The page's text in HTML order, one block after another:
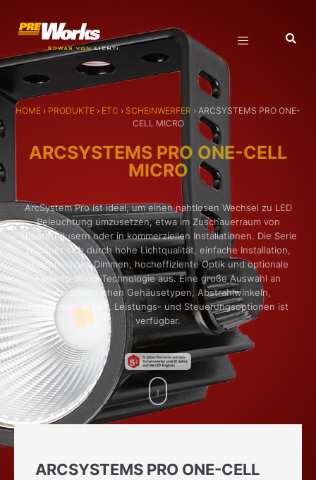
HOME › PRODUKTE › ETC › SCHEINWERFER › ARCSYSTEMS PRO ONE-
CELL MICRO
ARCSYSTEMS PRO ONE-CELL
MICRO
ArcSystem Pro ist ideal, um einen nahtlosen Wechsel zu LED
Beleuchtung umzusetzen, etwa im Zuschauerraum von
Theaterhäusern oder in kommerziellen Installationen. Die Serie
zeichnet sich durch hohe Lichtqualität, einfache Installation,
gleichmäßiges Dimmen, hocheffiziente Optik und optionale
Fade-to-Warm-Technologie aus. Eine große Auswahl an
unterschiedlichen Gehäusetypen, Abstrahlwinkeln,
Farbtemperaturen, Leistungs- und Steuerungsoptionen ist
verfügbar.
ARCSYSTEMS PRO ONE-CELL